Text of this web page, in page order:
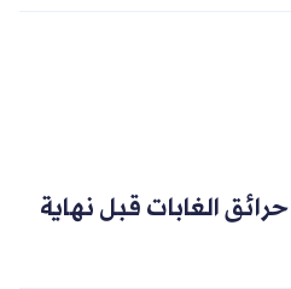
الغابات قبل نهاية